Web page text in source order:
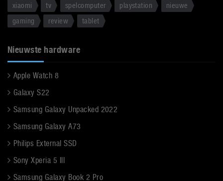
xiaomi
tv spelcomputer playstation
nieuwe
gaming
review tablet
Nieuwste hardware
Apple Watch 8
Galaxy S22
Samsung Galaxy Unpacked 2022
Samsung Galaxy A73
Philips External SSD
Sony Xperia 5 III
Samsung Galaxy Book 2 Pro